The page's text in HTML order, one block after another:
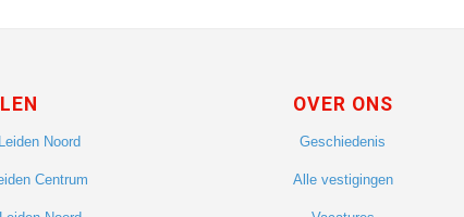
Noord
Centrum
OVER ONS
Geschiedenis
Alle vestigingen